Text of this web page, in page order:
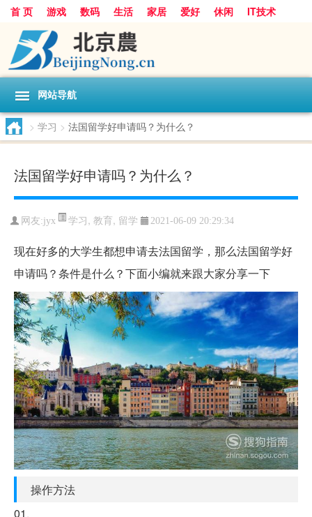
首 页 游戏 数码 生活 家居 爱好 休闲
IT技术
互联网
手机 购物
网站导航
> 学习 > 法国留学好申请吗？为什么？
法国留学好申请吗？为什么？
网友:jyx 学习, 教育, 留学 2021-06-09 20:29:34
现在好多的大学生都想申请去法国留学，那么法国留学好
申请吗？条件是什么？下面小编就来跟大家分享一下
操作方法
01、